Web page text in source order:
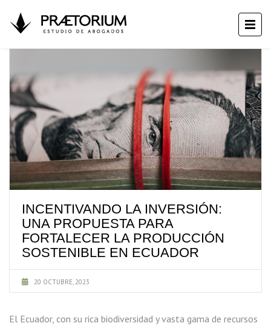
INCENTIVANDO LA INVERSIÓN:
UNA PROPUESTA PARA
FORTALECER LA PRODUCCIÓN
SOSTENIBLE EN ECUADOR
20 OCTUBRE, 2023
El Ecuador, con su rica biodiversidad y vasta gama de recursos